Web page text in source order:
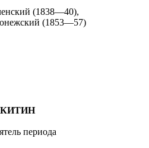
(1838—40),
(1853—57)
периода